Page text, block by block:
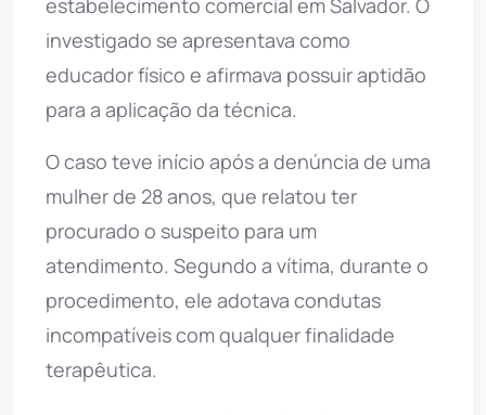
estabelecimento comercial em Salvador. O
investigado se apresentava como
educador físico e afirmava possuir aptidão
para a aplicação da técnica.
O caso teve início após a denúncia de uma
mulher de 28 anos, que relatou ter
procurado o suspeito para um
atendimento. Segundo a vítima, durante o
procedimento, ele adotava condutas
incompatíveis com qualquer finalidade
terapêutica.